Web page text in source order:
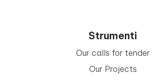
Strumenti
Our calls for tender
Our Projects